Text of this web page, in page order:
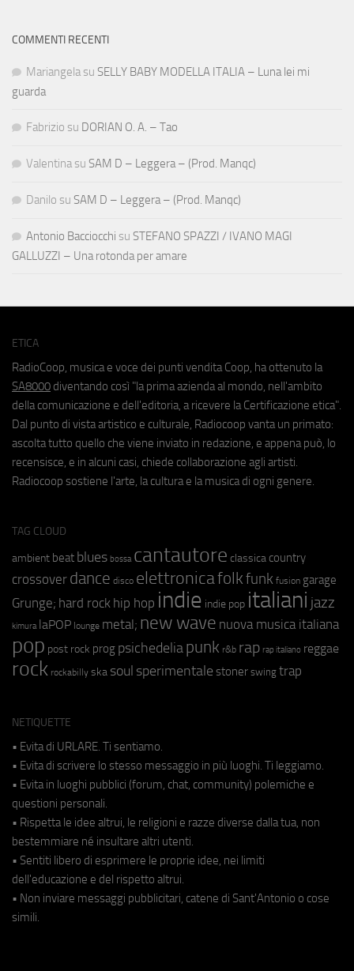
COMMENTI RECENTI
Mariangela su SELLY BABY MODELLA ITALIA – Luna lei mi
guarda
Fabrizio su DORIAN O. A. – Tao
Valentina su SAM D – Leggera – (Prod. Manqc)
Danilo su SAM D – Leggera – (Prod. Manqc)
Antonio Bacciocchi su STEFANO SPAZZI / IVANO MAGI
GALLUZZI – Una rotonda per amare
ETICA
RadioCoop, musica e voce dei punti vendita Coop, ha ottenuto la
SA8000 diventando così "la prima azienda al mondo, nell'ambito
della comunicazione e dell'editoria, a ricevere la Certificazione etica".
Dal punto di vista artistico e culturale, Radiocoop vanta un primato:
ascolta tutto quello che viene inviato in redazione, e appena può, lo
recensisce, e in alcuni casi, chiede collaborazione agli artisti.
Radiocoop sostiene l'arte, la cultura e la musica di ogni genere.
TAG CLOUD
ambient beat blues bossa cantautore classica country
crossover dance disco elettronicafolkfunk fusion garage
Grunge; hard rock hip hop indie indie pop italiani jazz
kimura laPOP lounge metal; new wave nuova musica italiana
pop post rock prog psichedeliapunk r&b rap rap italiano reggae
rock rockabilly ska soul sperimentale stoner swing trap
NETIQUETTE
• Evita di URLARE. Ti sentiamo.
• Evita di scrivere lo stesso messaggio in più luoghi. Ti leggiamo.
• Evita in luoghi pubblici (forum, chat, community) polemiche e
questioni personali.
• Rispetta le idee altrui, le religioni e razze diverse dalla tua, non
bestemmiare né insultare altri utenti.
• Sentiti libero di esprimere le proprie idee, nei limiti
dell'educazione e del rispetto altrui.
• Non inviare messaggi pubblicitari, catene di Sant'Antonio o cose
simili.